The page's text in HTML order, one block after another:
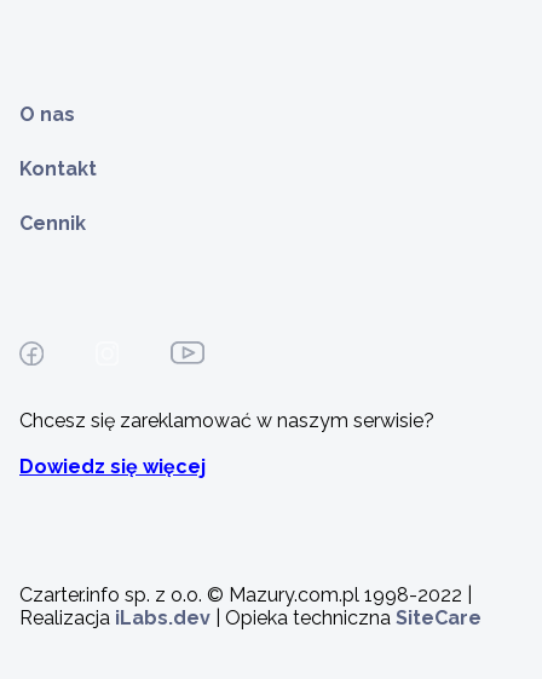
O nas
Kontakt
Cennik
Chcesz się zareklamować w naszym serwisie?
Dowiedz się więcej
Czarter.info sp. z o.o. © Mazury.com.pl 1998-2022 |
Realizacja iLabs.dev | Opieka techniczna SiteCare